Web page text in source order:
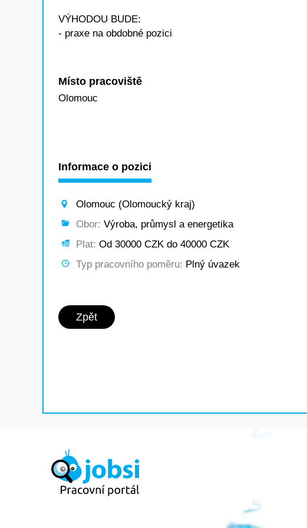
VÝHODOU BUDE:
- praxe na obdobné pozici
Místo pracoviště
Olomouc
Informace o pozici
Olomouc (Olomoucký kraj)
Obor: Výroba, průmysl a energetika
Plat: Od 30000 CZK do 40000 CZK
Typ pracovního poměru: Plný úvazek
Zpět